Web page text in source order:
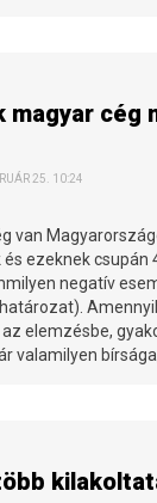
magyar cég
25. 10:24
van
és ezeknek csupán
negatív
elemzésbe,
valamilyen